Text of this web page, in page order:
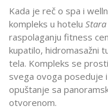
Kada je reč o spa i
kompleks u hotelu
raspolaganju fitness
kupatilo, hidromasažni
tela. Kompleks se
svega ovoga poseduje
opuštanje sa
otvorenom.